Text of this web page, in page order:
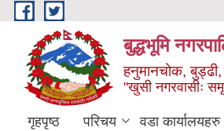
Skip to main content
बुद्धभूमि
हनुमानचोक,
"खुसी नगरवासीः
गृहपृष्ठ परिचय वडा कार्यालयहरु